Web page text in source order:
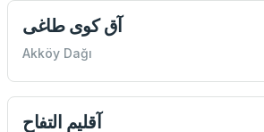
آق كوی طاغی
Akköy Dağı
آقلیم التفاح